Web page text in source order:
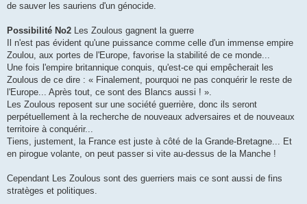
de sauver les sauriens d'un génocide.
Possibilité No2 Les Zoulous gagnent la guerre
Il n'est pas évident qu'une puissance comme celle d'un immense empire
Zoulou, aux portes de l'Europe, favorise la stabilité de ce monde...
Une fois l'empire britannique conquis, qu'est-ce qui empêcherait les
Zoulous de ce dire : « Finalement, pourquoi ne pas conquérir le reste de
l'Europe... Après tout, ce sont des Blancs aussi ! ».
Les Zoulous reposent sur une société guerrière, donc ils seront
perpétuellement à la recherche de nouveaux adversaires et de nouveaux
territoire à conquérir...
Tiens, justement, la France est juste à côté de la Grande-Bretagne... Et
en pirogue volante, on peut passer si vite au-dessus de la Manche !
Cependant Les Zoulous sont des guerriers mais ce sont aussi de fins
stratèges et politiques.